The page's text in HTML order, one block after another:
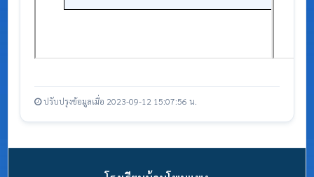
ปรับปรุงข้อมูลเมื่อ 2023-09-12 15:07:56 น.